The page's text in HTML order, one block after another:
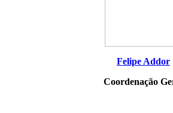
Felipe Addor
Coordenação